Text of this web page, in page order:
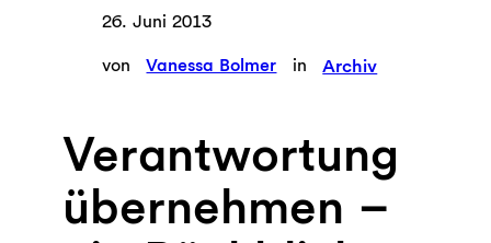
26. Juni 2013
von Vanessa Bolmer in Archiv
Verantwortung
übernehmen –